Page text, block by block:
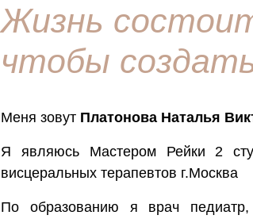
Жизнь
чтобы
Меня зовут Платонова Наталья
Я являюсь Мастером Рейки 2
висцеральных терапевтов г.Москва
По образованию я врач